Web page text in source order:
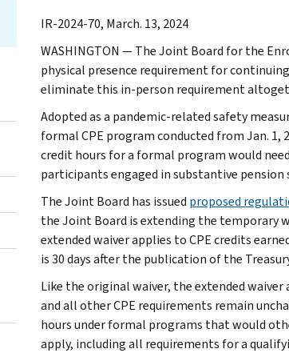
IR-2024-70, March. 13, 2024
WASHINGTON — The Joint Board for the
physical presence requirement for
eliminate this in-person requirement
Adopted as a pandemic-related safety
formal CPE program conducted from Jan. 1,
credit hours for a formal program would
participants engaged in substantive pension
The Joint Board has issued proposed
the Joint Board is extending the temporary
extended waiver applies to CPE credits
is 30 days after the publication of the
Like the original waiver, the extended
and all other CPE requirements remain
hours under formal programs that would
apply, including all requirements for a